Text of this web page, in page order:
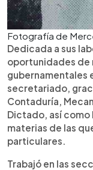
Fotografía de
Dedicada a sus
oportunidades de
gubernamentales
secretariado,
Contaduría,
Dictado, así como
materias de las
particulares.
Trabajó en las